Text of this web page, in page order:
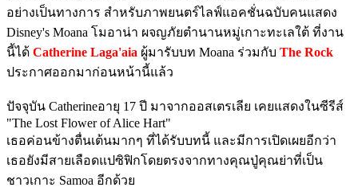
อย่างเป็นทางการ สำหรับภาพยนตร์ไลฟ์แอคชั่นฉบับคนแสดง
Disney's Moana โมอาน่า ผจญภัยตำนานหมู่เกาะทะเลใต้ ที่งาน
นี้ได้ Catherine Laga'aia ผู้มารับบท Moana ร่วมกับ The Rock
ประกาศออกมาก่อนหน้านี้แล้ว
ปัจจุบัน Catherineอายุ 17 ปี มาจากออสเตรเลีย เคยแสดงในซีรีส์
"The Lost Flower of Alice Hart"
เธอค่อนข้างตื่นเต้นมากๆ ที่ได้รับบทนี้ และมีการเปิดเผยอีกว่า
เธอยังมีสายเลือดแปซิฟิกโดยตรงจากทางคุณปู่คุณย่าที่เป็น
ชาวเกาะ Samoa อีกด้วย